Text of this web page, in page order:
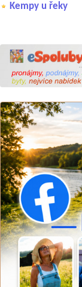
Kempy u řeky